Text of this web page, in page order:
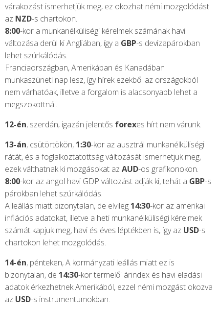
várakozást ismerhetjük meg, ez okozhat némi mozgolódást
az NZD-s chartokon.
8:00-kor a munkanélküliségi kérelmek számának havi
változása derül ki Angliában, így a GBP-s devizapárokban
lehet szúrkálódás.
Franciaországban, Amerikában és Kanadában
munkaszüneti nap lesz, így hírek ezekből az országokból
nem várhatóak, illetve a forgalom is alacsonyabb lehet a
megszokottnál.
12-én, szerdán, igazán jelentős forexes hírt nem várunk.
13-án, csütörtökön, 1:30-kor az ausztrál munkanélküliségi
rátát, és a foglalkoztatottság változását ismerhetjük meg,
ezek válthatnak ki mozgásokat az AUD-os grafikonokon.
8:00-kor az angol havi GDP változást adják ki, tehát a GBP-s
párokban lehet szúrkálódás.
A leállás miatt bizonytalan, de elvileg 14:30-kor az amerikai
inflációs adatokat, illetve a heti munkanélküliségi kérelmek
számát kapjuk meg, havi és éves léptékben is, így az USD-s
chartokon lehet mozgolódás.
14-én, pénteken, A kormányzati leállás miatt ez is
bizonytalan, de 14:30-kor termelői árindex és havi eladási
adatok érkezhetnek Amerikából, ezzel némi mozgást okozva
az USD-s instrumentumokban.